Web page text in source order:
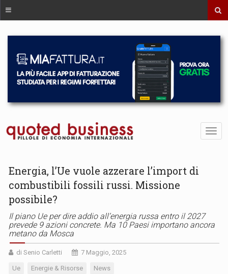
Energia, l’Ue vuole azzerare l’import di
combustibili fossili russi. Missione
possibile?
Il piano Ue per dire addio all’energia russa entro il 2027
prevede 9 azioni concrete. Ma 10 Paesi importano ancora
metano da Mosca
di Senio Carletti 7 Maggio, 2025
Ue Energie & Risorse News